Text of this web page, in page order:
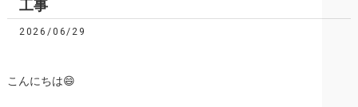
工事
2026/06/29
こんにちは😄